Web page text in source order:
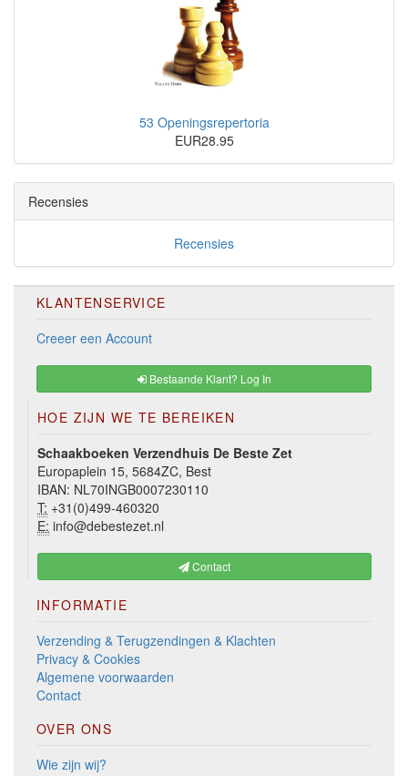
53 Openingsrepertoria
EUR28.95
Recensies
Recensies
KLANTENSERVICE
Creeer een Account
Bestaande Klant? Log In
HOE ZIJN WE TE BEREIKEN
Schaakboeken Verzendhuis De Beste Zet
Europaplein 15, 5684ZC, Best
IBAN: NL70INGB0007230110
T: +31(0)499-460320
E: info@debestezet.nl
Contact
INFORMATIE
Verzending & Terugzendingen & Klachten
Privacy & Cookies
Algemene voorwaarden
Contact
OVER ONS
Wie zijn wij?